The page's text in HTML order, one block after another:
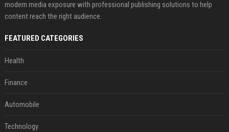
modern media exposure with professional publishing solutions to help
content reach the right audience.
FEATURED CATEGORIES
Health
Finance
Automobile
Technology